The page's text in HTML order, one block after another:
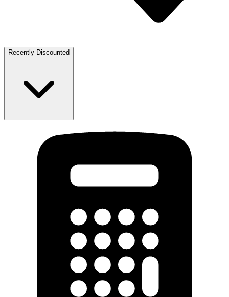
Recently Discounted